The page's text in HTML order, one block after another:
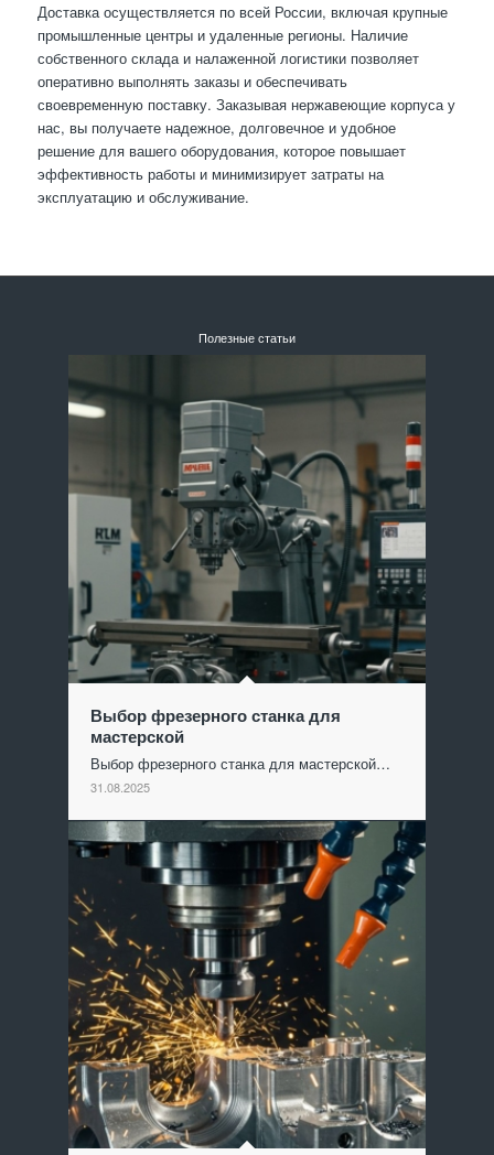
Доставка осуществляется по всей России, включая крупные
промышленные центры и удаленные регионы. Наличие
собственного склада и налаженной логистики позволяет
оперативно выполнять заказы и обеспечивать
своевременную поставку. Заказывая нержавеющие корпуса у
нас, вы получаете надежное, долговечное и удобное
решение для вашего оборудования, которое повышает
эффективность работы и минимизирует затраты на
эксплуатацию и обслуживание.
Полезные статьи
Выбор фрезерного станка для
мастерской
Выбор фрезерного станка для мастерской…
31.08.2025